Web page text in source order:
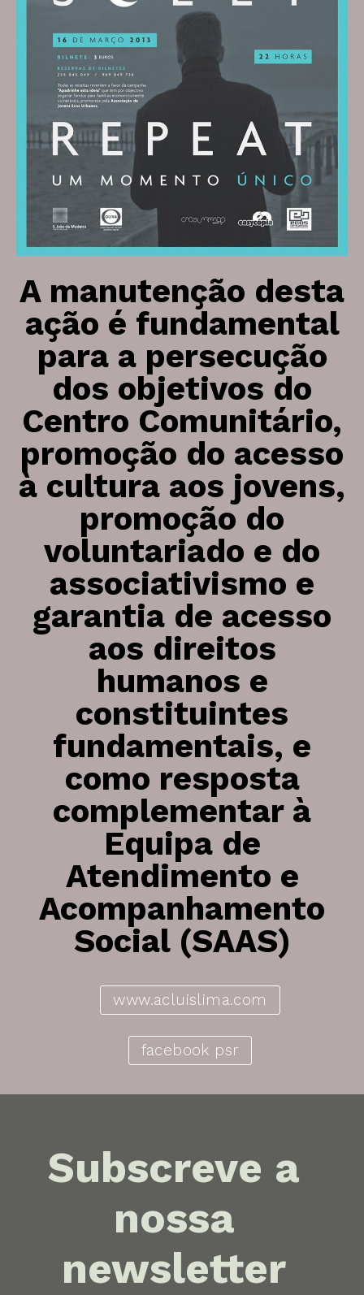
A manutenção desta
ação é fundamental
para a persecução
dos objetivos do
Centro Comunitário,
promoção do acesso
à cultura aos jovens,
promoção do
voluntariado e do
associativismo e
garantia de acesso
aos direitos
humanos e
constituintes
fundamentais, e
como resposta
complementar à
Equipa de
Atendimento e
Acompanhamento
Social (SAAS)
www.acluislima.com
facebook psr
Subscreve a
nossa
newsletter